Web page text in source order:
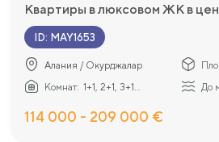
Квартиры в люксовом ЖК в
ID: MAY1653
Алания / Окурджалар
Комнат: 1+1, 2+1, 3+1... До
114 000 - 209 000 €